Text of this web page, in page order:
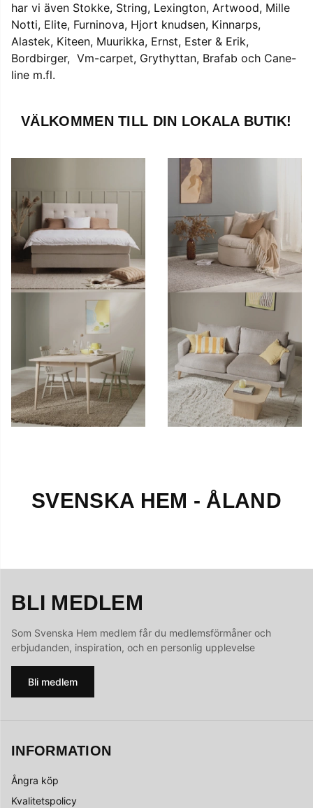
har vi även Stokke, String, Lexington, Artwood, Mille
Notti, Elite, Furninova, Hjort knudsen, Kinnarps,
Alastek, Kiteen, Muurikka, Ernst, Ester & Erik,
Bordbirger, Vm-carpet, Grythyttan, Brafab och Cane-
line m.fl.
VÄLKOMMEN TILL DIN LOKALA BUTIK!
SVENSKA HEM - ÅLAND
BLI MEDLEM
Som Svenska Hem medlem får du medlemsförmåner och
erbjudanden, inspiration, och en personlig upplevelse
Bli medlem
INFORMATION
Ångra köp
Kvalitetspolicy